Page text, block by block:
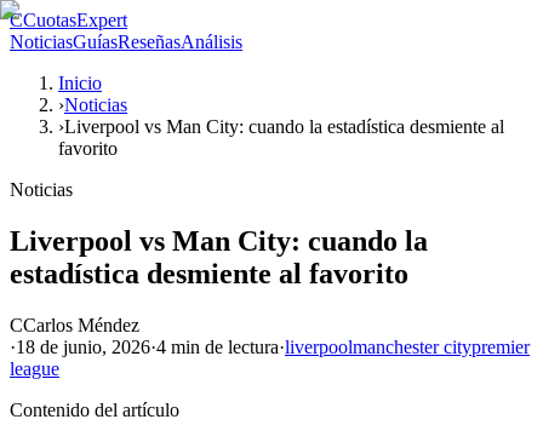
CCuotasExpert
NoticiasGuíasReseñasAnálisis
Inicio
›Noticias
›Liverpool vs Man City: cuando la estadística desmiente al
favorito
Noticias
Liverpool vs Man City: cuando la
estadística desmiente al favorito
CCarlos Méndez
·18 de junio, 2026·4 min de lectura·liverpoolmanchester citypremier
league
Contenido del artículo